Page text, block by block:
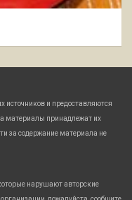
источников и предоставляются
материалы принадлежат их
за содержание материала не
нарушают авторские